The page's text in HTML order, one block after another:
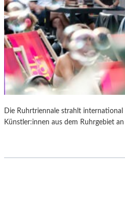
Die Ruhrtriennale strahlt
Künstler:innen aus dem Ruhrgebiet